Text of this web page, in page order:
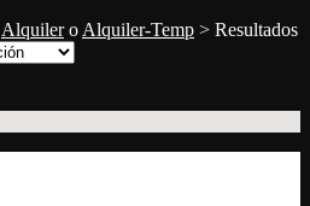
AlquileroAlquiler-Temp > Resultados